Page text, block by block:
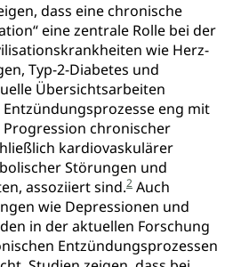
dass eine chronische
eine zentrale Rolle bei der
wie Herz-
Typ-2-Diabetes und
Übersichtsarbeiten
Entzündungsprozesse eng mit
chronischer
kardiovaskulärer
Störungen und
assoziiert sind.2 Auch
wie Depressionen und
in der aktuellen Forschung
Entzündungsprozessen